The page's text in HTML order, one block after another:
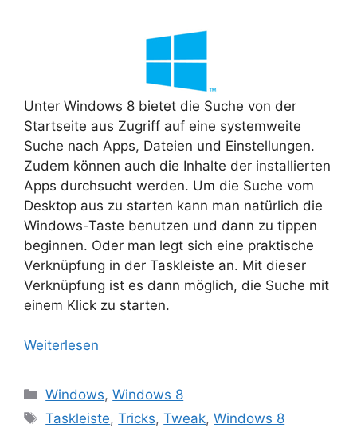
Unter Windows 8 bietet die Suche von der
Startseite aus Zugriff auf eine systemweite
Suche nach Apps, Dateien und Einstellungen.
Zudem können auch die Inhalte der installierten
Apps durchsucht werden. Um die Suche vom
Desktop aus zu starten kann man natürlich die
Windows-Taste benutzen und dann zu tippen
beginnen. Oder man legt sich eine praktische
Verknüpfung in der Taskleiste an. Mit dieser
Verknüpfung ist es dann möglich, die Suche mit
einem Klick zu starten.
Weiterlesen
Kategorien
Windows,Windows 8
Schlagwörter
Taskleiste,Tricks,Tweak,Windows 8